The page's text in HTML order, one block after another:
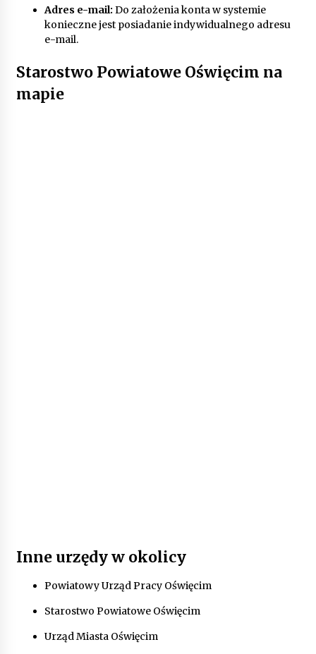
Adres e-mail: Do założenia konta w systemie
konieczne jest posiadanie indywidualnego adresu
e-mail.
Starostwo Powiatowe Oświęcim na
mapie
Inne urzędy w okolicy
Powiatowy Urząd Pracy Oświęcim
Starostwo Powiatowe Oświęcim
Urząd Miasta Oświęcim